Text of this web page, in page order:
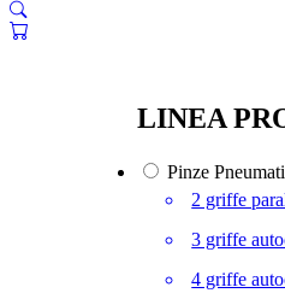
LINEA
Pinze
2 griffe
3 griffe
4 griffe